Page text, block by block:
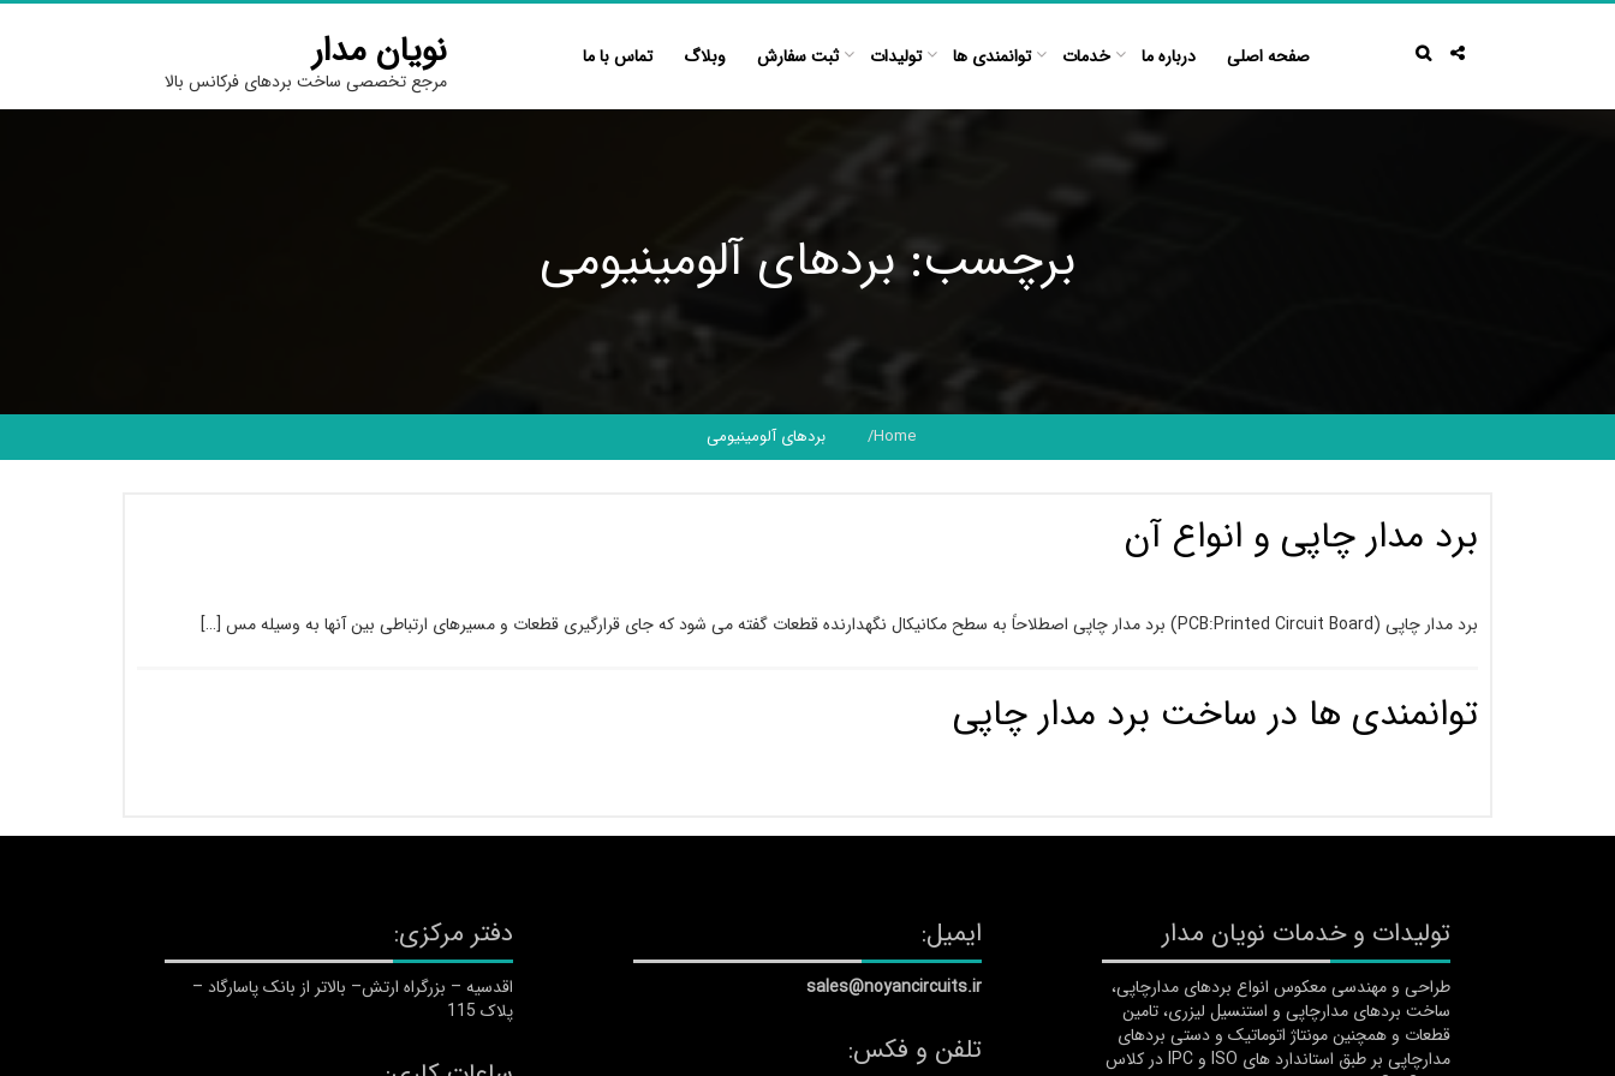
Skip
نویان مدار
مرجع تخصصی ساخت بردهای فرکانس بالا
صفحه اصلی درباره ما خدمات توانمندی ها تولیدات ثبت سفارش وبلاگ تماس با ما
برچسب: بردهای آلومینیومی
Home بردهای آلومینیومی
برد مدار چاپی و انواع آن
برد مدار چاپی (PCB:Printed Circuit Board) برد مدار چاپی اصطلاحاً به سطح مکانیکال نگهدارنده قطعات گفته می­ شود که جای قرار­گیری قطعات و مسیرهای ارتباطی بین آن­ها به وسیله مس […]
توانمندی ها در ساخت برد مدار چاپی
دفتر مرکزی:
اقدسیه – بزرگراه ارتش– بالاتر از بانک پاسارگاد –
پلاک 115
ایمیل:
sales@noyancircuits.ir
تلفن و فکس:
تولیدات و خدمات نویان مدار
طراحی و مهندسی معکوس انواع بردهای مدارچاپی،
ساخت بردهای مدارچاپی و استنسیل لیزری، تامین
قطعات و همچنین مونتاژ اتوماتیک و دستی بردهای
مدارچاپی بر طبق استاندارد های ISO و IPC در کلاس